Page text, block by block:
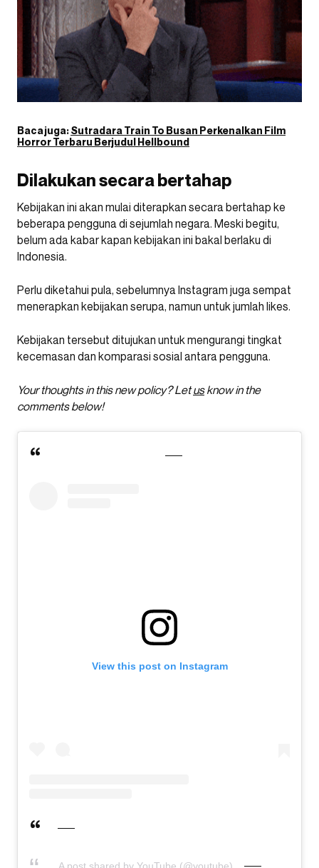
Baca juga:Sutradara Train To Busan Perkenalkan Film
Horror Terbaru Berjudul Hellbound
Dilakukan secara bertahap
Kebijakan ini akan mulai diterapkan secara bertahap ke
beberapa pengguna di sejumlah negara. Meski begitu,
belum ada kabar kapan kebijakan ini bakal berlaku di
Indonesia.
Perlu diketahui pula, sebelumnya Instagram juga sempat
menerapkan kebijakan serupa, namun untuk jumlah likes.
Kebijakan tersebut ditujukan untuk mengurangi tingkat
kecemasan dan komparasi sosial antara pengguna.
Your thoughts in this new policy? Letusknow in the
comments below!
View this post on Instagram